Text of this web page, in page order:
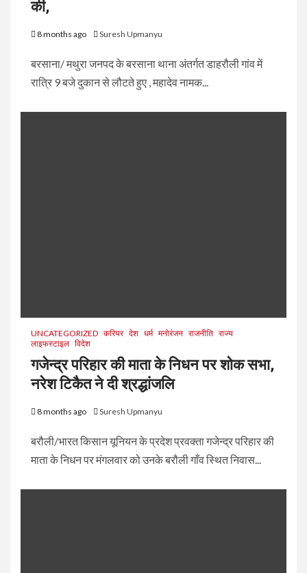
की,
8 months ago Suresh Upmanyu
बरसाना/ मथुरा जनपद के बरसाना थाना अंतर्गत डाहरौली गांव में
रात्रि 9 बजे दुकान से लौटते हुए , महादेव नामक...
UNCATEGORIZED करियर देश धर्म मनोरंजन राजनीति राज्य
लाइफस्टाइल विदेश
गजेन्द्र परिहार की माता के निधन पर शोक सभा,
नरेश टिकैत ने दी श्रद्धांजलि
8 months ago Suresh Upmanyu
बरौली/भारत किसान यूनियन के प्रदेश प्रवक्ता गजेन्द्र परिहार की
माता के निधन पर मंगलवार को उनके बरौली गाँव स्थित निवास...